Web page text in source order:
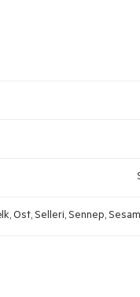
Ost, Selleri, Sennep,